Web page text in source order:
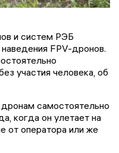
и систем РЭБ
FPV-дронов.
участия человека, об
самостоятельно
когда он улетает на
от оператора или же